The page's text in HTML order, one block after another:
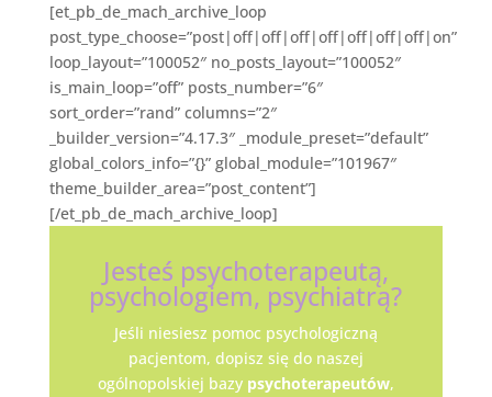
[et_pb_de_mach_archive_loop
post_type_choose=”post|off|off|off|off|off|off|off|on”
loop_layout=”100052″ no_posts_layout=”100052″
is_main_loop=”off” posts_number=”6″
sort_order=”rand” columns=”2″
_builder_version=”4.17.3″ _module_preset=”default”
global_colors_info=”{}” global_module=”101967″
theme_builder_area=”post_content”]
[/et_pb_de_mach_archive_loop]
Jesteś psychoterapeutą,
psychologiem, psychiatrą?
Jeśli niesiesz pomoc psychologiczną
pacjentom, dopisz się do naszej
ogólnopolskiej bazy psychoterapeutów,